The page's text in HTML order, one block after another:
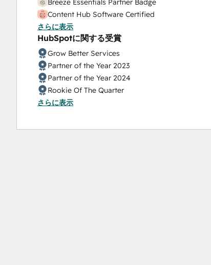
Breeze Essentials Partner Badge
Content Hub Software Certified
Content Marketing
CRM Data Migration Certification
Data Integrations Certification
Digital Advertising
Digital Marketing
Guided Client Onboarding
HubSpot Architecture I: Data Models and APIs
さらに表示
HubSpotに関する受賞
Grow Better Services
Partner of the Year 2023
Partner of the Year 2024
Rookie Of The Quarter
さらに表示